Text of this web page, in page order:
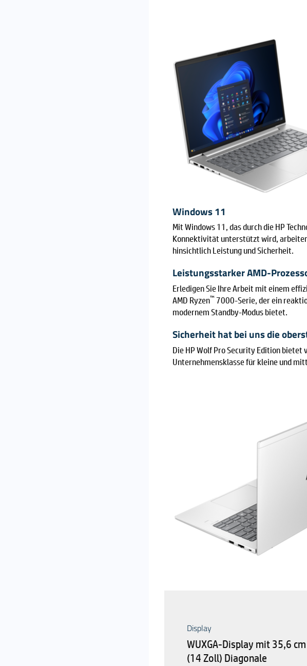
Windows 11
Mit Windows 11, das durch die HP
Konnektivität unterstützt wird,
hinsichtlich Leistung und Sicherheit.
Leistungsstarker AMD-
Erledigen Sie Ihre Arbeit mit einem
AMD Ryzen™7000-Serie, der ein
modernem Standby-Modus bietet.
Sicherheit hat bei uns die
Die HP Wolf Pro Security Edition
Unternehmensklasse für kleine und
Display
WUXGA-Display mit 35,6 cm
(14 Zoll) Diagonale